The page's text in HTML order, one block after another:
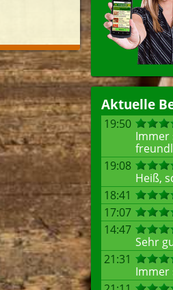
Aktuelle
19:50
Immer
19:08
Heiß,
18:41
17:07
14:47
Sehr
21:31
Immer